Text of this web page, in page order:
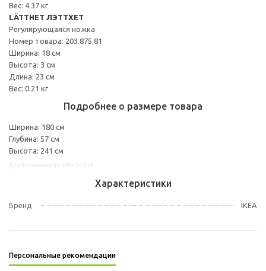
Вес: 4.37 кг
LÄTTHET ЛЭТТХЕТ
Регулирующаяся ножка
Номер товара: 203.875.81
Ширина: 18 см
Высота: 3 см
Длина: 23 см
Вес: 0.21 кг
Подробнее о размере товара
Ширина: 180 см
Глубина: 57 см
Высота: 241 см
Характеристики
Бренд IKEA
Персональные рекомендации